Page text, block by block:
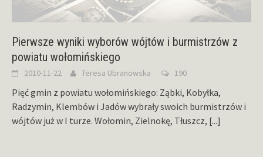
Pierwsze wyniki wyborów wójtów i burmistrzów z
powiatu wołomińskiego
2010-11-22 Teresa Ubranowska 190
Pięć gmin z powiatu wołomińskiego: Ząbki, Kobyłka,
Radzymin, Klembów i Jadów wybrały swoich burmistrzów i
wójtów już w I turze. Wołomin, Zielnokę, Tłuszcz, [...]